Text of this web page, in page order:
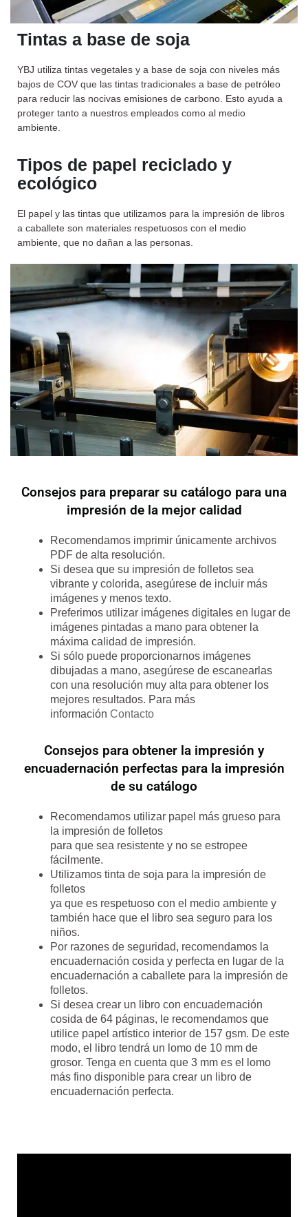
Tintas a base de soja
YBJ utiliza tintas vegetales y a base de soja con niveles más
bajos de COV que las tintas tradicionales a base de petróleo
para reducir las nocivas emisiones de carbono. Esto ayuda a
proteger tanto a nuestros empleados como al medio
ambiente.
Tipos de papel reciclado y
ecológico
El papel y las tintas que utilizamos para la impresión de libros
a caballete son materiales respetuosos con el medio
ambiente, que no dañan a las personas.
Consejos para preparar su catálogo para una
impresión de la mejor calidad
Recomendamos imprimir únicamente archivos
PDF de alta resolución.
Si desea que su impresión de folletos sea
vibrante y colorida, asegúrese de incluir más
imágenes y menos texto.
Preferimos utilizar imágenes digitales en lugar de
imágenes pintadas a mano para obtener la
máxima calidad de impresión.
Si sólo puede proporcionarnos imágenes
dibujadas a mano, asegúrese de escanearlas
con una resolución muy alta para obtener los
mejores resultados. Para más
información Contacto
Consejos para obtener la impresión y
encuadernación perfectas para la impresión
de su catálogo
Recomendamos utilizar papel más grueso para
la impresión de folletos
para que sea resistente y no se estropee
fácilmente.
Utilizamos tinta de soja para la impresión de
folletos
ya que es respetuoso con el medio ambiente y
también hace que el libro sea seguro para los
niños.
Por razones de seguridad, recomendamos la
encuadernación cosida y perfecta en lugar de la
encuadernación a caballete para la impresión de
folletos.
Si desea crear un libro con encuadernación
cosida de 64 páginas, le recomendamos que
utilice papel artístico interior de 157 gsm. De este
modo, el libro tendrá un lomo de 10 mm de
grosor. Tenga en cuenta que 3 mm es el lomo
más fino disponible para crear un libro de
encuadernación perfecta.